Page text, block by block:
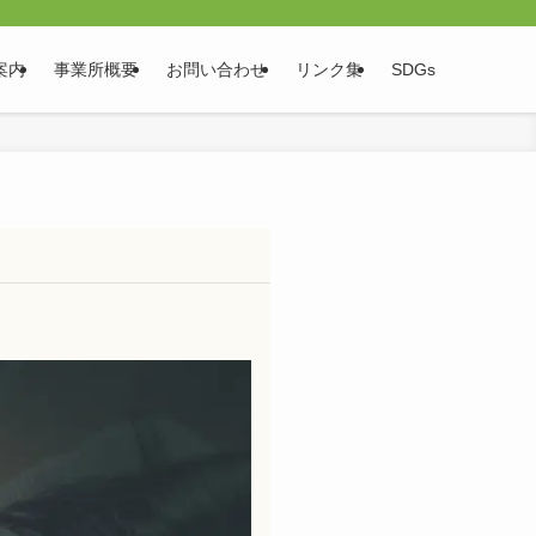
内 事業所概要 お問い合わせ リンク集 SDGs